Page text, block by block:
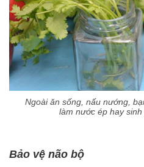
Ngoài ăn sống, nấu nướng,
làm nước ép hay
Bảo vệ não bộ